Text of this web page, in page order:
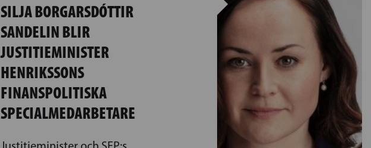
SILJA BORGARSDÓTTIR
SANDELIN BLIR
JUSTITIEMINISTER
HENRIKSSONS
FINANSPOLITISKA
SPECIALMEDARBETARE